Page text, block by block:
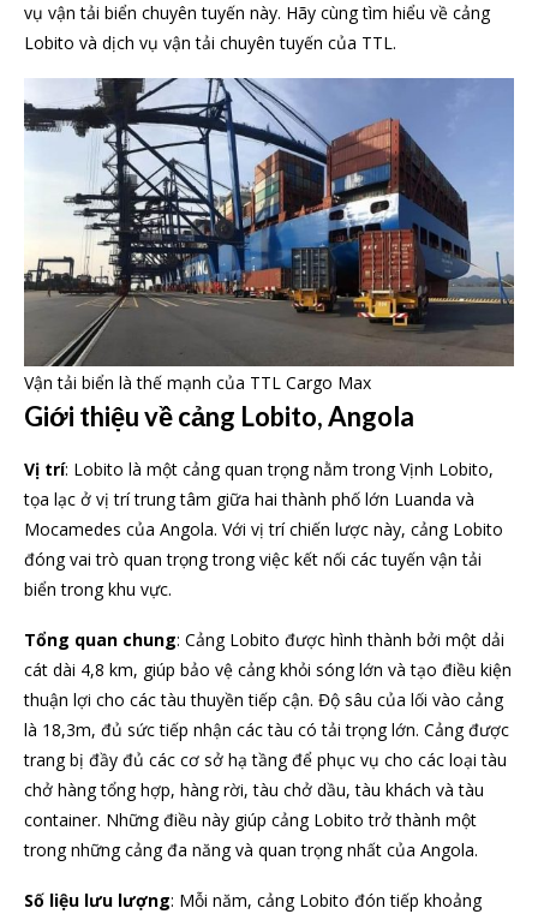
vụ vận tải biển chuyên tuyến này. Hãy cùng tìm hiểu về cảng
Lobito và dịch vụ vận tải chuyên tuyến của TTL.
Vận tải biển là thế mạnh của TTL Cargo Max
Giới thiệu về cảng Lobito, Angola
Vị trí: Lobito là một cảng quan trọng nằm trong Vịnh Lobito,
tọa lạc ở vị trí trung tâm giữa hai thành phố lớn Luanda và
Mocamedes của Angola. Với vị trí chiến lược này, cảng Lobito
đóng vai trò quan trọng trong việc kết nối các tuyến vận tải
biển trong khu vực.
Tổng quan chung: Cảng Lobito được hình thành bởi một dải
cát dài 4,8 km, giúp bảo vệ cảng khỏi sóng lớn và tạo điều kiện
thuận lợi cho các tàu thuyền tiếp cận. Độ sâu của lối vào cảng
là 18,3m, đủ sức tiếp nhận các tàu có tải trọng lớn. Cảng được
trang bị đầy đủ các cơ sở hạ tầng để phục vụ cho các loại tàu
chở hàng tổng hợp, hàng rời, tàu chở dầu, tàu khách và tàu
container. Những điều này giúp cảng Lobito trở thành một
trong những cảng đa năng và quan trọng nhất của Angola.
Số liệu lưu lượng: Mỗi năm, cảng Lobito đón tiếp khoảng